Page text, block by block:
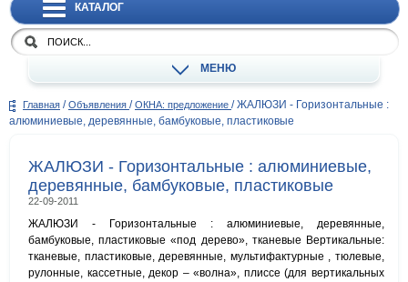
КАТАЛОГ
МЕНЮ
Главная / Объявления / ОКНА: предложение / ЖАЛЮЗИ - Горизонтальные :
алюминиевые, деревянные, бамбуковые, пластиковые
ЖАЛЮЗИ - Горизонтальные : алюминиевые,
деревянные, бамбуковые, пластиковые
22-09-2011
ЖАЛЮЗИ - Горизонтальные : алюминиевые, деревянные,
бамбуковые, пластиковые «под дерево», тканевые Вертикальные:
тканевые, пластиковые, деревянные, мультифактурные , тюлевые,
рулонные, кассетные, декор – «волна», плиссе (для вертикальных